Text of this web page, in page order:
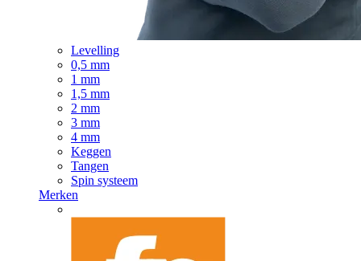
Levelling
0,5 mm
1 mm
1,5 mm
2 mm
3 mm
4 mm
Keggen
Tangen
Spin systeem
Merken